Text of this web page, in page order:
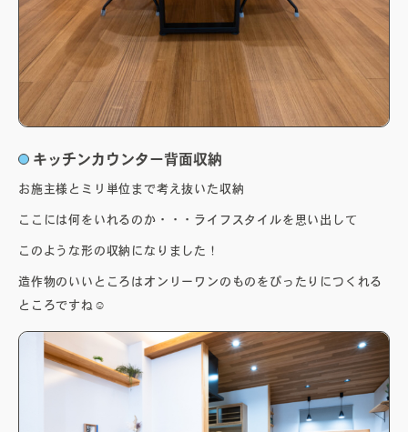
キッチンカウンター背面収納
お施主様とミリ単位まで考え抜いた収納
ここには何をいれるのか・・・ライフスタイルを思い出して
このような形の収納になりました！
造作物のいいところはオンリーワンのものをぴったりにつくれる
ところですね☺